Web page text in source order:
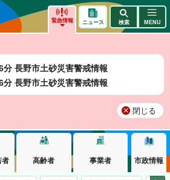
緊急情報
長野市土砂災害警戒情報
長野市土砂災害警戒情報
閉じる
ニュース 検索 MENU
者 高齢者 事業者 市政情報